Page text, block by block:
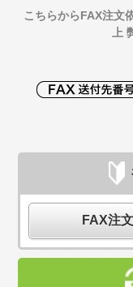
こちらからFAX注文
上
FAX注